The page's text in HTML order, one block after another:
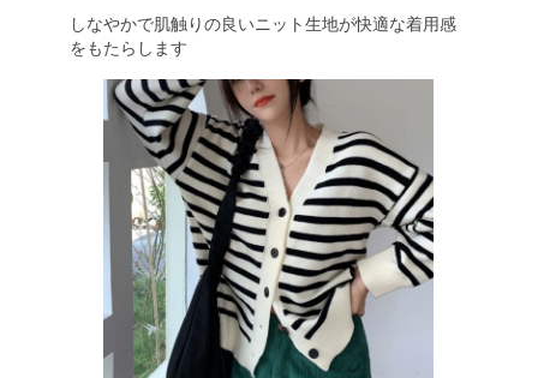
しなやかで肌触りの良いニット生地が快適な着用感
をもたらします